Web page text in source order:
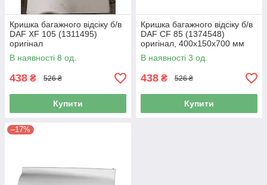
Кришка багажного відсіку б/в
DAF XF 105 (1311495)
оригінал
В наявності 8 од.
438 ₴ 526 ₴
Купити
Кришка багажного відсіку б/в
DAF CF 85 (1374548)
оригінал, 400х150х700 мм
В наявності 3 од.
438 ₴ 526 ₴
Купити
–17%